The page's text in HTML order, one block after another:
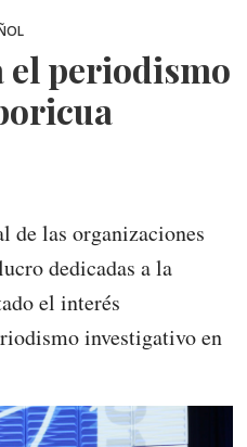
el periodismo
de las organizaciones
dedicadas a la
el interés
investigativo en